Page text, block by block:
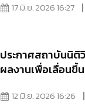
17 มิ.ย. 2026 16:27
ประกาศสถาบันนิติ
ผลงานเพื่อเลื่อนขึ้
12 มิ.ย. 2026 16:26